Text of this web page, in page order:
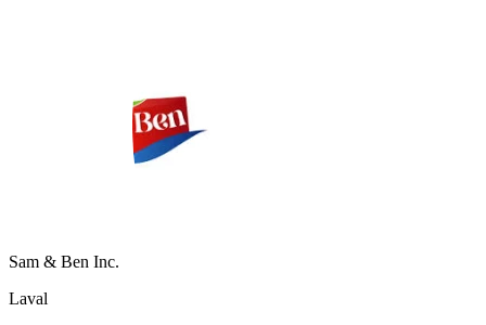
Sam & Ben Inc.
Laval